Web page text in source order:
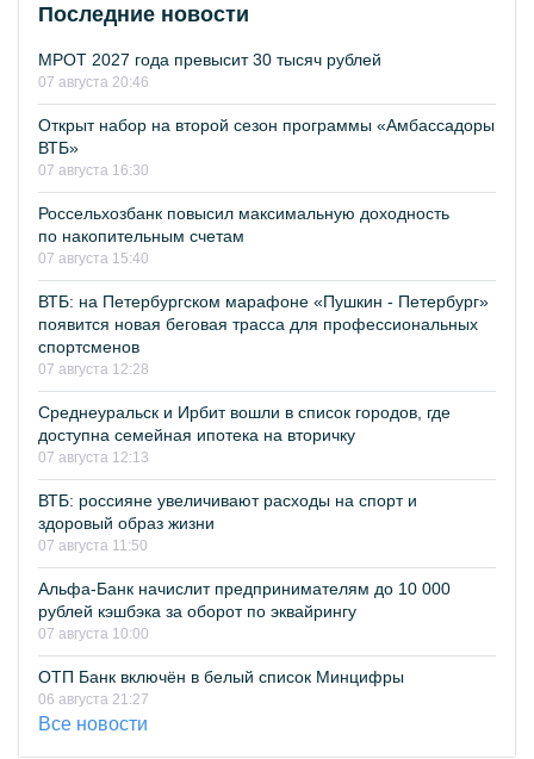
Последние новости
МРОТ 2027 года превысит 30 тысяч рублей
07 августа 20:46
Открыт набор на второй сезон программы «Амбассадоры
ВТБ»
07 августа 16:30
Россельхозбанк повысил максимальную доходность
по накопительным счетам
07 августа 15:40
ВТБ: на Петербургском марафоне «Пушкин - Петербург»
появится новая беговая трасса для профессиональных
спортсменов
07 августа 12:28
Среднеуральск и Ирбит вошли в список городов, где
доступна семейная ипотека на вторичку
07 августа 12:13
ВТБ: россияне увеличивают расходы на спорт и
здоровый образ жизни
07 августа 11:50
Альфа-Банк начислит предпринимателям до 10 000
рублей кэшбэка за оборот по эквайрингу
07 августа 10:00
ОТП Банк включён в белый список Минцифры
06 августа 21:27
Все новости